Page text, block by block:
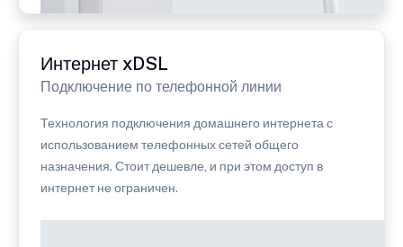
Интернет xDSL
Подключение по телефонной линии
Технология подключения домашнего интернета с
использованием телефонных сетей общего
назначения. Стоит дешевле, и при этом доступ в
интернет не ограничен.